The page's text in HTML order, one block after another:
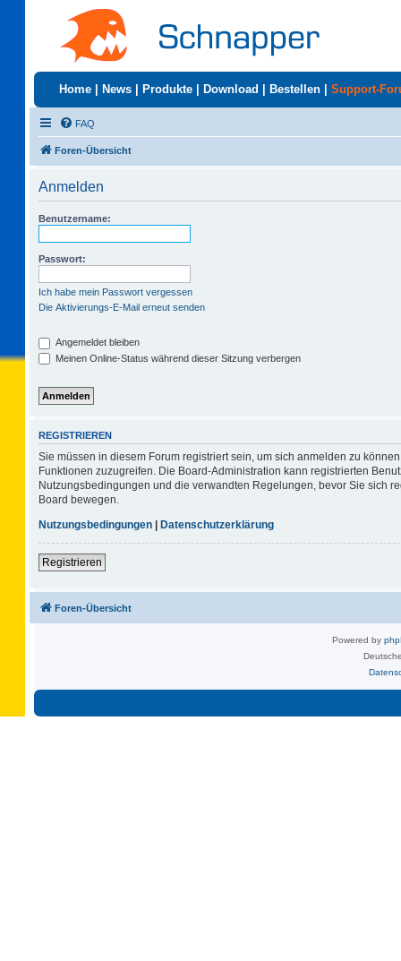
Home News Produkte Download Bestellen Support-
FAQ
Foren-Übersicht
Anmelden
Benutzername:
Passwort:
Ich habe mein Passwort vergessen
Die Aktivierungs-E-Mail erneut senden
Angemeldet bleiben
Meinen Online-Status während dieser Sitzung verbergen
REGISTRIEREN
Sie müssen in diesem Forum registriert sein, um sich anmelden zu
Funktionen zuzugreifen. Die Board-Administration kann registrierten
Nutzungsbedingungen und die verwandten Regelungen, bevor Sie sich
Board bewegen.
Nutzungsbedingungen | Datenschutzerklärung
Registrieren
Foren-Übersicht
Powered by